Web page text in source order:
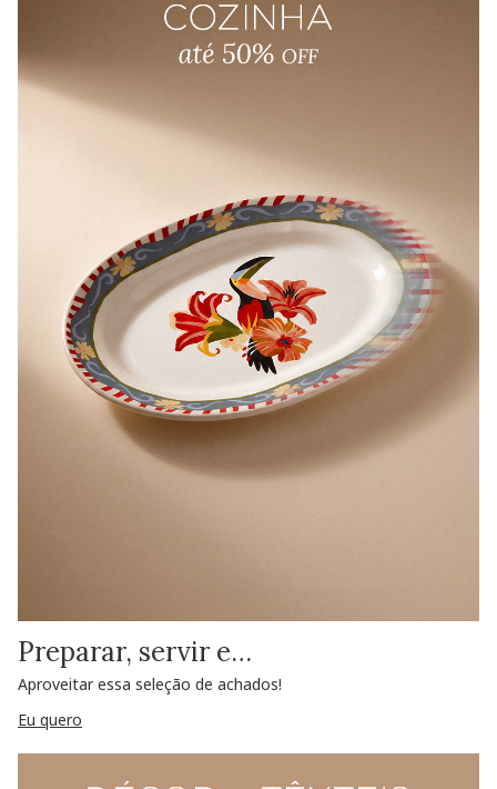
Preparar, servir e…
Aproveitar essa seleção de achados!
Eu quero